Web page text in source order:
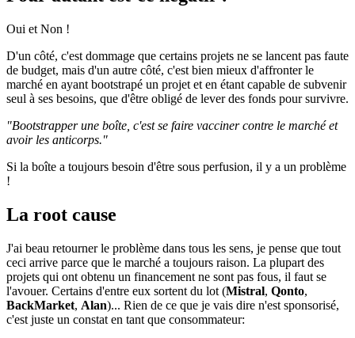
Oui et Non !
D'un côté, c'est dommage que certains projets ne se lancent pas faute
de budget, mais d'un autre côté, c'est bien mieux d'affronter le
marché en ayant bootstrapé un projet et en étant capable de subvenir
seul à ses besoins, que d'être obligé de lever des fonds pour survivre.
"Bootstrapper une boîte, c'est se faire vacciner contre le marché et
avoir les anticorps."
Si la boîte a toujours besoin d'être sous perfusion, il y a un problème
!
La root cause
J'ai beau retourner le problème dans tous les sens, je pense que tout
ceci arrive parce que le marché a toujours raison. La plupart des
projets qui ont obtenu un financement ne sont pas fous, il faut se
l'avouer. Certains d'entre eux sortent du lot (Mistral, Qonto,
BackMarket, Alan)... Rien de ce que je vais dire n'est sponsorisé,
c'est juste un constat en tant que consommateur: